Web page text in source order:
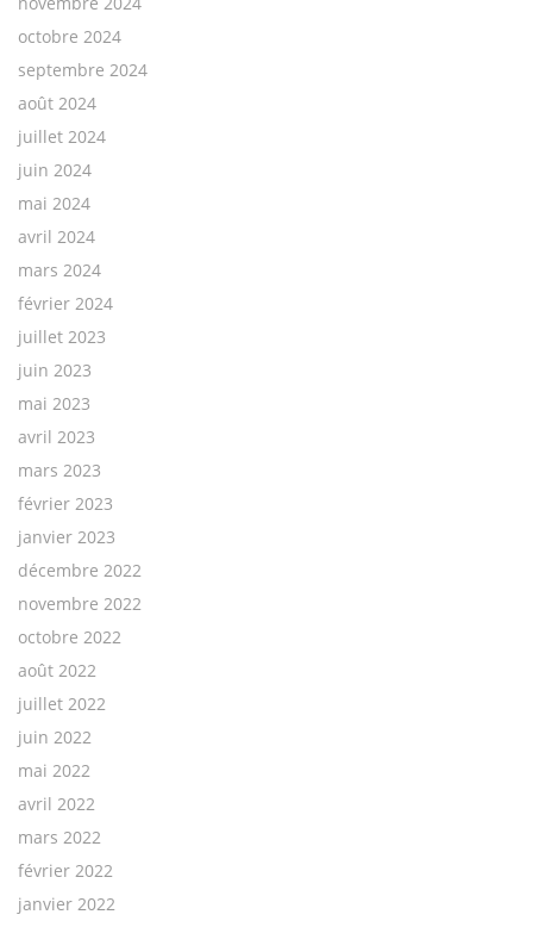
octobre 2024
septembre 2024
août 2024
juillet 2024
juin 2024
mai 2024
avril 2024
mars 2024
février 2024
juillet 2023
juin 2023
mai 2023
avril 2023
mars 2023
février 2023
janvier 2023
décembre 2022
novembre 2022
octobre 2022
août 2022
juillet 2022
juin 2022
mai 2022
avril 2022
mars 2022
février 2022
janvier 2022